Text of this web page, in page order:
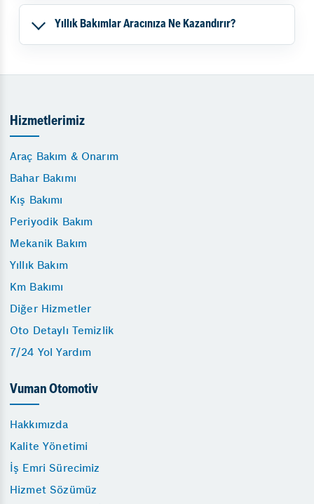
Yıllık Bakımlar Aracınıza Ne Kazandırır?
Hizmetlerimiz
Araç Bakım & Onarım
Bahar Bakımı
Kış Bakımı
Periyodik Bakım
Mekanik Bakım
Yıllık Bakım
Km Bakımı
Diğer Hizmetler
Oto Detaylı Temizlik
7/24 Yol Yardım
Vuman Otomotiv
Hakkımızda
Kalite Yönetimi
İş Emri Sürecimiz
Hizmet Sözümüz